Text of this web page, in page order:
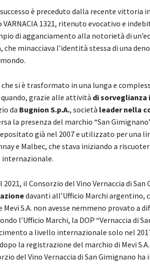
è preceduto dalla recente vittoria
VARNACIA 1321, ritenuto evocativo e
di agganciamento alla notorietà di
che minacciava l’identità stessa di una
che si è trasformato in una lunga e
quando, grazie alle attività di
da Bugnion S.p.A., società leader nella
la presenza del marchio “San
già nel 2007 e utilizzato per una
e Malbec, che stava iniziando a
internazionale.
2021, il Consorzio del Vino Vernaccia di San
davanti all’Ufficio Marchi argentino,
Mevi S.A. non avesse nemmeno provato a
l’Ufficio Marchi, la DOP “Vernaccia di
a livello internazionale solo nel
la registrazione del marchio di Mevi
del Vino Vernaccia di San Gimignano